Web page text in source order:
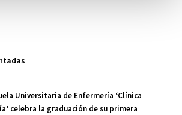
Universitaria de Enfermería ‘Clínica
celebra la graduación de su primera